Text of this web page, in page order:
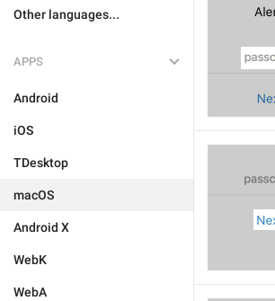
Other languages...
APPS
Android
iOS
TDesktop
macOS
Android X
WebK
WebA